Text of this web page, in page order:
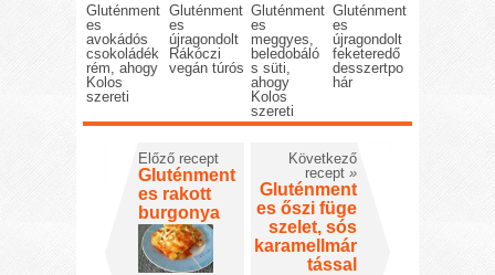
Gluténment
es
avokádós
csokoládék
rém, ahogy
Kolos
szereti
Gluténment
es
újragondolt
Rákóczi
vegán túrós
Gluténment
es
meggyes,
beledobáló
s süti,
ahogy
Kolos
szereti
Gluténment
es
újragondolt
feketeredő
desszertpo
hár
Előző recept
Gluténment
es rakott
burgonya
Következő
recept »
Gluténment
es őszi füge
szelet, sós
karamellmár
tással